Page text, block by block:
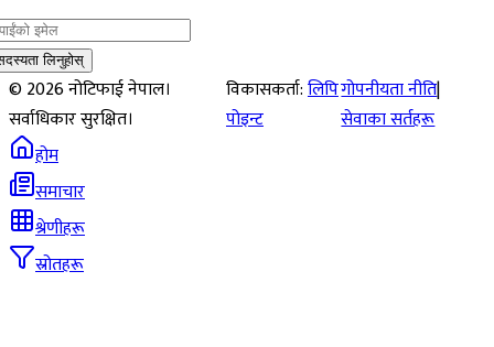
लिनुहोस्
©2026नोटिफाई नेपाल।
सर्वाधिकार सुरक्षित।
विकासकर्ता:लिपि
पोइन्ट
गोपनीयता नीति|
सेवाका सर्तहरू
होम
समाचार
श्रेणीहरू
स्रोतहरू